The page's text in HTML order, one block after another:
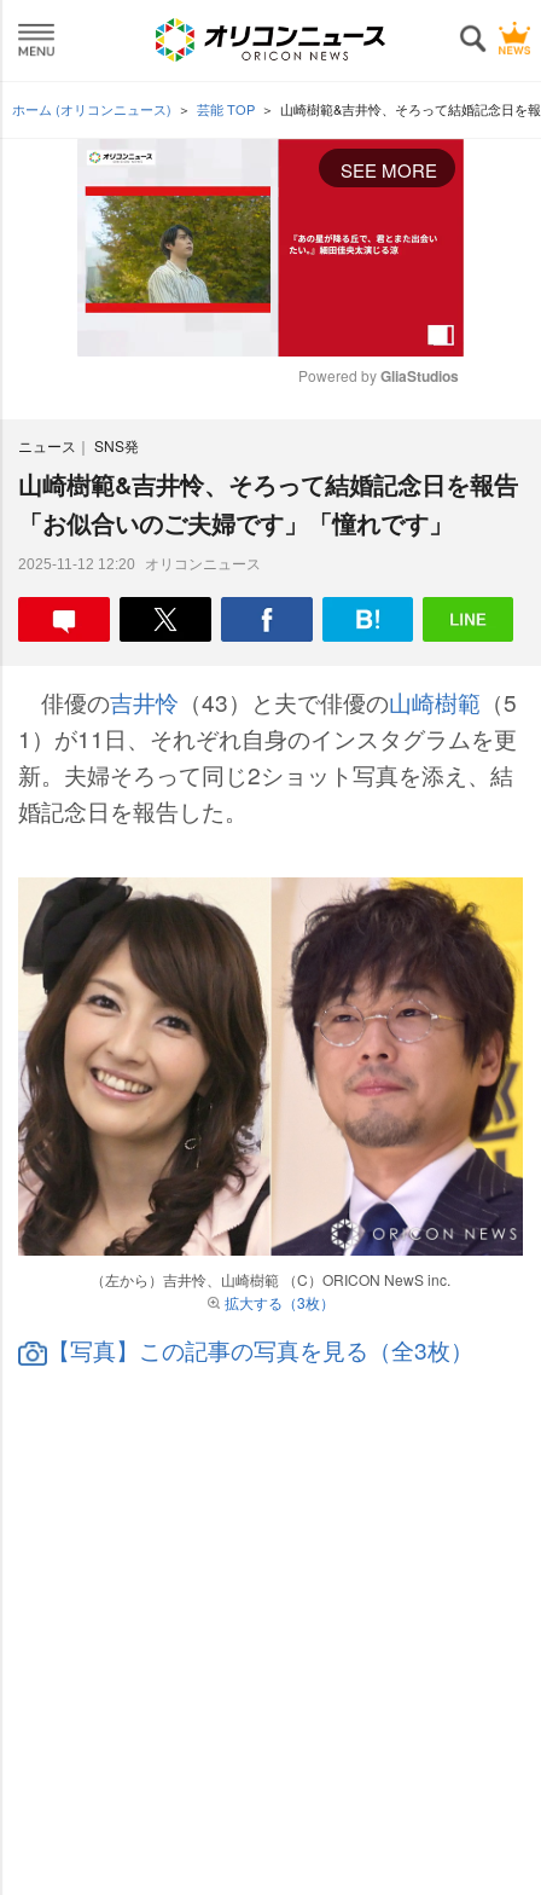
ホーム (オリコンニュース) 芸能 TOP 山崎樹範&吉井怜、そろって結婚記念日を
SEE MORE
t
e
Powered by GliaStudios
ニュース SNS発
山崎樹範&吉井怜、そろって結婚記念日を報告
「お似合いのご夫婦です」「憧れです」
2025-11-12 12:20 オリコンニュース
俳優の吉井怜 （43）と夫で俳優の山崎樹範 （5
1）が11日、それぞれ自身のインスタグラムを更
新。夫婦そろって同じ2ショット写真を添え、結
婚記念日を報告した。
（左から）吉井怜、山崎樹範 （C）ORICON NewS inc.
拡大する（3枚）
【写真】この記事の写真を見る（全3枚）